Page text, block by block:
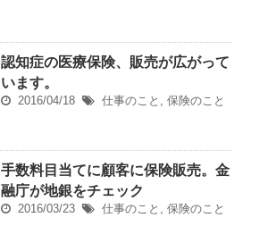
認知症の医療保険、販売が広がって
います。
2016/04/18 仕事のこと , 保険のこと
手数料目当てに顧客に保険販売。金
融庁が地銀をチェック
2016/03/23 仕事のこと , 保険のこと